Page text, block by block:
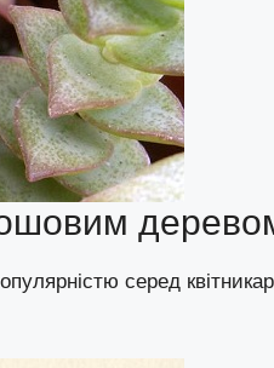
серед